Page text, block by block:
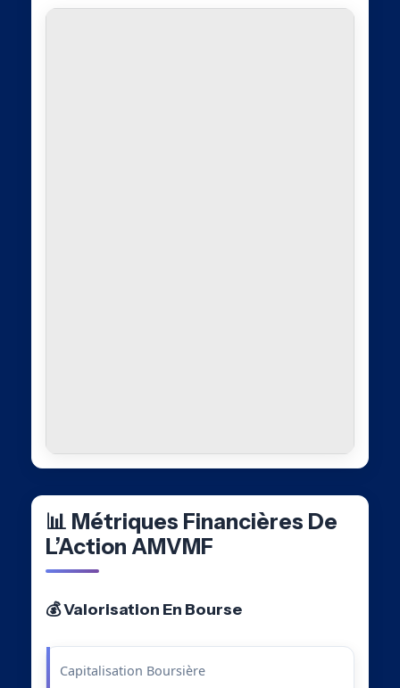
📊 Métriques Financières De
L’Action AMVMF
💰 Valorisation En Bourse
Capitalisation Boursière